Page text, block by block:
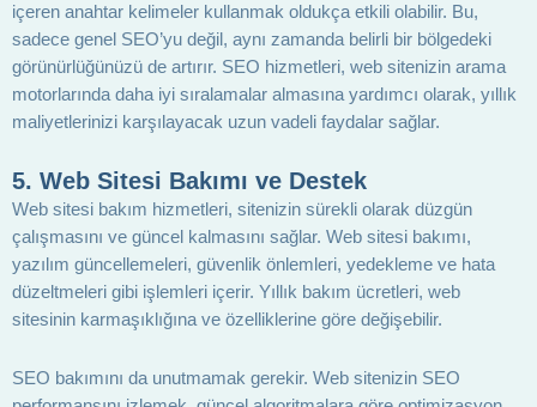
içeren anahtar kelimeler kullanmak oldukça etkili olabilir. Bu,
sadece genel SEO’yu değil, aynı zamanda belirli bir bölgedeki
görünürlüğünüzü de artırır. SEO hizmetleri, web sitenizin arama
motorlarında daha iyi sıralamalar almasına yardımcı olarak, yıllık
maliyetlerinizi karşılayacak uzun vadeli faydalar sağlar.
5. Web Sitesi Bakımı ve Destek
Web sitesi bakım hizmetleri, sitenizin sürekli olarak düzgün
çalışmasını ve güncel kalmasını sağlar. Web sitesi bakımı,
yazılım güncellemeleri, güvenlik önlemleri, yedekleme ve hata
düzeltmeleri gibi işlemleri içerir. Yıllık bakım ücretleri, web
sitesinin karmaşıklığına ve özelliklerine göre değişebilir.
SEO bakımını da unutmamak gerekir. Web sitenizin SEO